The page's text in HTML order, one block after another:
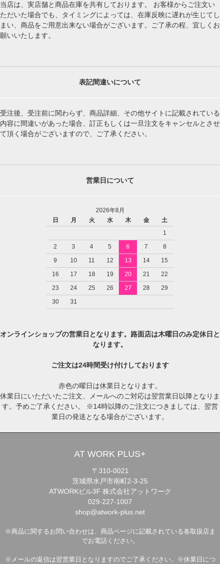
当店は、実店舗と商品在庫を共有しております。 お客様からご注文い
ただいた場合でも、タイミングによっては、在庫反映に遅れが生じてし
まい、商品をご用意出来ない場合がございます。ご了承の程、宜しくお
願いいたします。
表記間違いについて
受注後、受注前に関わらず、商品詳細、その他サイトに記載されている
内容に間違いがあった場合、訂正もしくは一旦注文をキャンセルとさせ
て頂く場合がございますので、ご了承ください。
営業日について
2026年8月
日
月 火 水 木 金
土
1
2
3 4 5 6 7
8
9
10 11 12 13 14
15
16
17 18 19 20 21
22
23
24 25 26 27 28
29
30
31
オンラインショップの営業日となります。路面店は木曜日のみ定休日と
なります。
ご注文は24時間受け付けしております
赤色の曜日は休業日となります。
休業日にいただいたご注文、メールへのご対応は翌営業日以降となりま
す。予めご了承ください。 ※14時以降のご注文につきましては、翌営
業日の発送となる場合がございます。
AT WORK PLUS+
〒310-0021
茨城県水戸市南町2-3-25
ATWORKビル3F 株式会社アットワーク
029-227-1007
shop@atwork-plus.net
※商品に関するお問い合わせは、商品ページに記載されている各取扱店ま
でお電話ください。
※メールの返信は翌営業日となりますのでご了承ください。※休業日につ